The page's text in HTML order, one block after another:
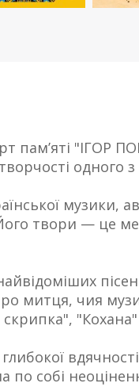
пам’яті "ІГОР
одного
музики,
твори — це
митця, чия
скрипка",
по собі